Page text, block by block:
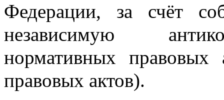
Федерации, за счёт
независимую
нормативных правовых
правовых актов).